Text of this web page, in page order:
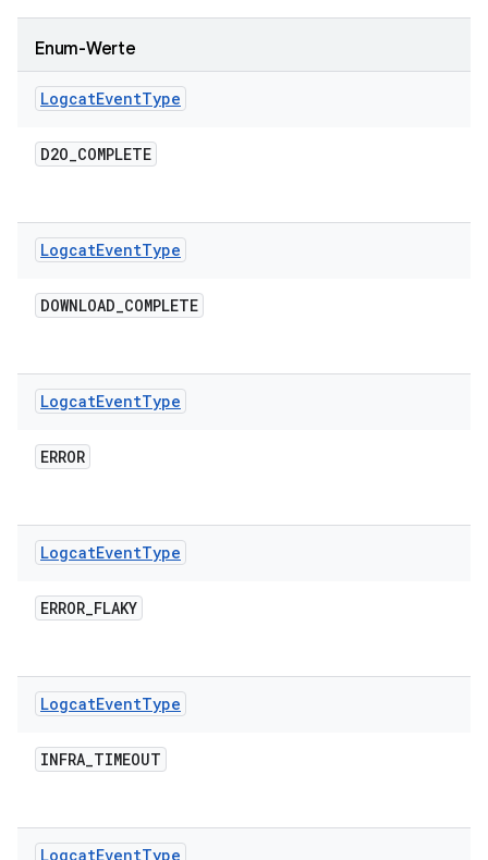
Enum-Werte
LogcatEventType
D2O_COMPLETE
LogcatEventType
DOWNLOAD_COMPLETE
LogcatEventType
ERROR
LogcatEventType
ERROR_FLAKY
LogcatEventType
INFRA_TIMEOUT
LogcatEventType